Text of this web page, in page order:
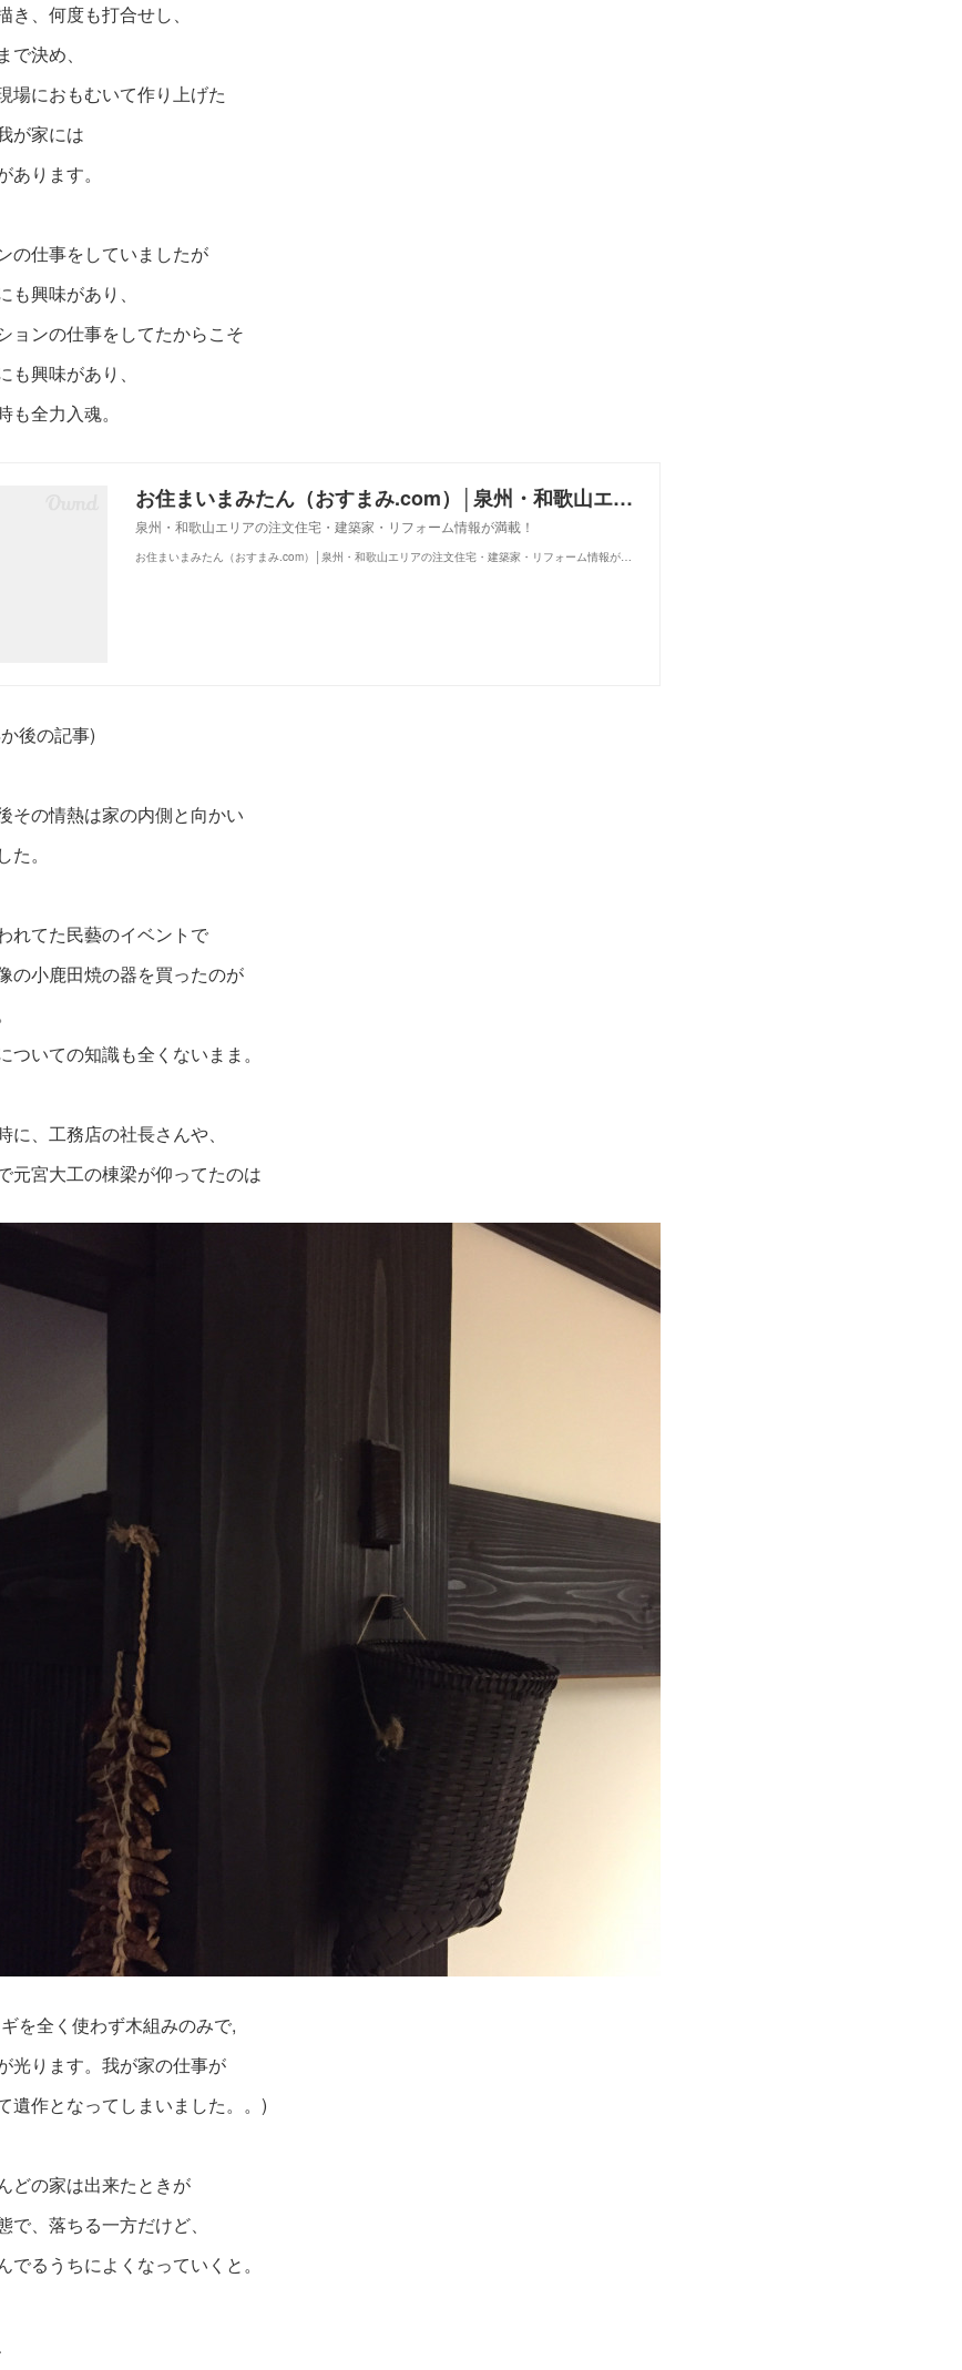
き、何度も打合せし、
で決め、
場におもむいて作り上げた
が家には
あります。
の仕事をしていましたが
も興味があり、
ョンの仕事をしてたからこそ
も興味があり、
も全力入魂。
お住まいまみたん（おすまみ.com）│泉州・和歌山エリアの注文住宅・建築家・リフォーム情報が満載！
泉州・和歌山エリアの注文住宅・建築家・リフォーム情報が満載！
お住まいまみたん（おすまみ.com）│泉州・和歌山エリアの注文住宅・建築家・リフォーム情報が満載！
後の記事)
その情熱は家の内側と向かい
。
れてた民藝のイベントで
の小鹿田焼の器を買ったのが
ついての知識も全くないまま。
に、工務店の社長さんや、
元宮大工の棟梁が仰ってたのは
を全く使わず木組みのみで,
光ります。我が家の仕事が
遺作となってしまいました。。)
どの家は出来たときが
で、落ちる一方だけど、
でるうちによくなっていくと。